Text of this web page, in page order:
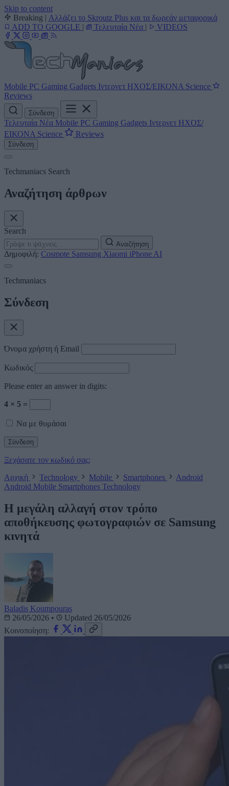
Skip to content
Breaking | Αλλάζει το Skroutz Plus και τα δωρεάν μεταφορικά
ADD TO GOOGLE | Τελευταία Νέα | VIDEOS
Mobile PC Gaming Gadgets Ιντερνετ ΗΧΟΣ/ΕΙΚΟΝΑ Science
Reviews
Σύνδεση
Τελευταία Νέα Mobile PC Gaming Gadgets Ιντερνετ ΗΧΟΣ/
ΕΙΚΟΝΑ Science Reviews
Σύνδεση
Techmaniacs Search
Αναζήτηση άρθρων
Search
Αναζήτηση
Δημοφιλή: Cosmote Samsung Xiaomi iPhone AI
Techmaniacs
Σύνδεση
Όνομα χρήστη ή Email
Κωδικός
Please enter an answer in digits:
4 × 5 =
Να με θυμάσαι
Ξεχάσατε τον κωδικό σας;
Αρχική
Technology Mobile Smartphones
Android
Android Mobile Smartphones Technology
Η μεγάλη αλλαγή στον τρόπο
αποθήκευσης φωτογραφιών σε Samsung
κινητά
Baladis Koumpouras
26/05/2026 •
Updated 26/05/2026
Κοινοποίηση: